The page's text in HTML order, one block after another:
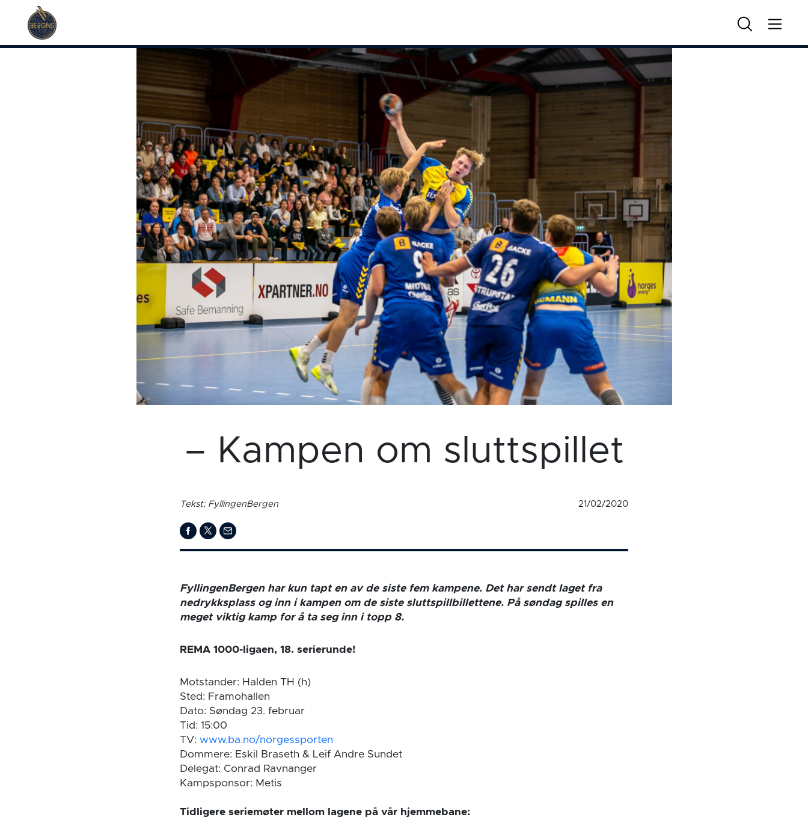
– Kampen om sluttspillet
Tekst: FyllingenBergen 21/02/2020
FyllingenBergen har kun tapt en av de siste fem kampene. Det har sendt laget fra
nedrykksplass og inn i kampen om de siste sluttspillbillettene. På søndag spilles en
meget viktig kamp for å ta seg inn i topp 8.
REMA 1000-ligaen, 18. serierunde!
Motstander: Halden TH (h)
Sted: Framohallen
Dato: Søndag 23. februar
Tid: 15:00
TV:www.ba.no/norgessporten
Dommere: Eskil Braseth & Leif Andre Sundet
Delegat: Conrad Ravnanger
Kampsponsor: Metis
Tidligere seriemøter mellom lagene på vår hjemmebane: